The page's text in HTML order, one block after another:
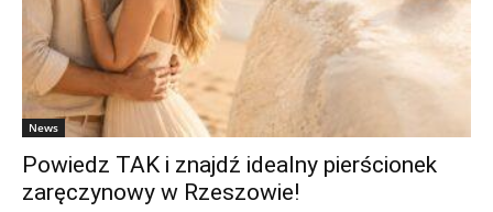
News
Powiedz TAK i znajdź idealny pierścionek
zaręczynowy w Rzeszowie!